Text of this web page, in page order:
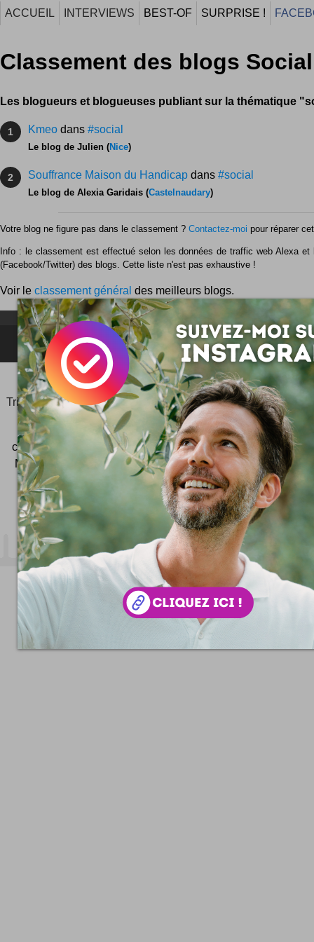
ACCUEIL INTERVIEWS BEST-OF SURPRISE !
Classement des blogs Social
Les blogueurs et blogueuses publiant sur la thématique
1 Kmeo dans #social
Le blog de Julien (Nice)
2 Souffrance Maison du Handicap dans #social
Le blog de Alexia Garidais (Castelnaudary)
Votre blog ne figure pas dans le classement ? Contactez-moi pour réparer
Info : le classement est effectué selon les données de traffic web Alexa et
(Facebook/Twitter) des blogs. Cette liste n'est pas exhaustive !
Voir le classement général des meilleurs blogs.
NEWSLETTER FOR EVER !
©2006- 2025 JeudiPhoto.netleblog lifestyledeSimon
TripnauxContent Manager, créateur du hashtag#JeudiPhoto
et ambassadeur
#CotedAzurFrance
créateur de Wekideaex Consultant SEO à Nice - Cannes -
Monaco - Photographe - Responsable Com' #COMTERR
Beaulieu-sur-Mer - 06 32 64 61 33